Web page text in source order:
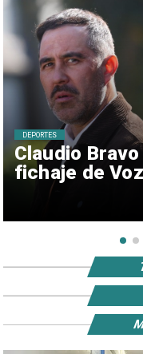
Claudio
fichaje de
DEPORTES